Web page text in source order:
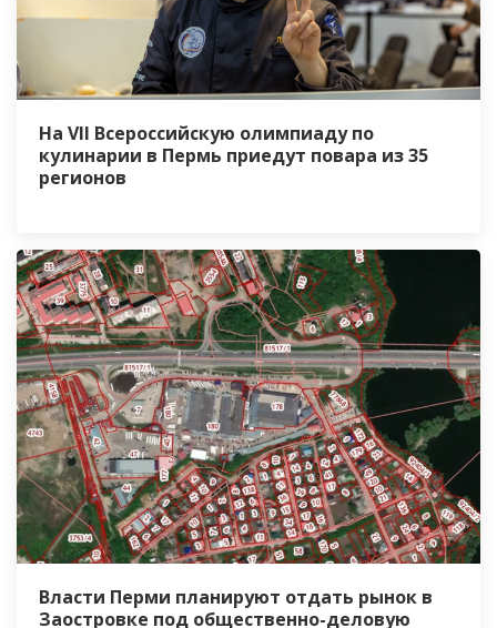
На VII Всероссийскую олимпиаду по
кулинарии в Пермь приедут повара из 35
регионов
Власти Перми планируют отдать рынок в
Заостровке под общественно-деловую